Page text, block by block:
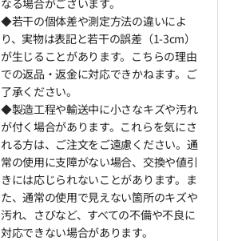
◆若干の個体差や測定方法の違いによ
り、実物は表記と若干の誤差（1-3cm）
が生じることがあります。こちらの理由
での返品・返金に対応できかねます。ご
了承ください。
◆製造工程や輸送中に小さなキズや汚れ
が付く場合があります。これらを気にさ
れる方は、ご注文をご遠慮ください。通
常の使用に支障がない場合、交換や値引
きには応じられないことがあります。ま
た、通常の使用で見えない箇所のキズや
汚れ、さびなど、すべての不備や不良に
対応できない場合があります。